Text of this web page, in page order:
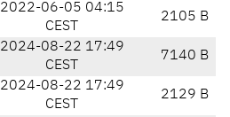
2022-06-05 04:15
CEST
2105 B
2024-08-22 17:49
CEST
7140 B
2024-08-22 17:49
CEST
2129 B